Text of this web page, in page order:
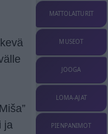
ja
MATTOLAITURIT
MUSEOT
JOOGA
LOMA-AJAT
PIENPANIMOT